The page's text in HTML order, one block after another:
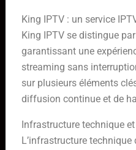
King IPTV : un service
King IPTV se distingue
garantissant une
streaming sans
sur plusieurs éléments
diffusion continue et de
Infrastructure technique
L’infrastructure